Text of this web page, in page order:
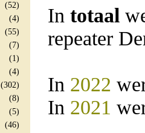
(52)
(4)
(55)
(7)
(1)
(4)
(302)
(8)
(5)
(46)
In totaal
repeater
In 2022
In 2021